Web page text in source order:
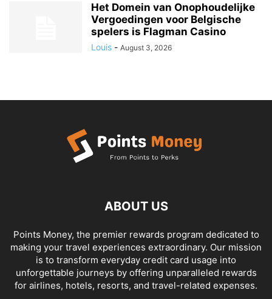
Het Domein van Onophoudelijke
Vergoedingen voor Belgische
spelers is Flagman Casino
Louis - August 3, 2026
ABOUT US
Points Money, the premier rewards program dedicated to
making your travel experiences extraordinary. Our mission
is to transform everyday credit card usage into
unforgettable journeys by offering unparalleled rewards
for airlines, hotels, resorts, and travel-related expenses.